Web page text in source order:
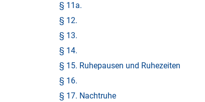
§ 11a.
§ 12.
§ 13.
§ 14.
§ 15. Ruhepausen und Ruhezeiten
§ 16.
§ 17. Nachtruhe